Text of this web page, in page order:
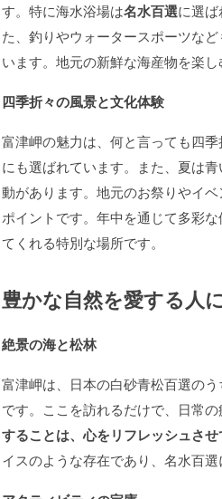
す。特に海水浴場は名水百選に選
た、釣りやウォータースポーツな
います。地元の新鮮な海産物を楽
四季折々の風景と文化体験
富津岬の魅力は、何と言っても四
にも選ばれています。また、夏は
動があります。地元のお祭りやイ
ポイントです。年中を通じて多彩
てくれる特別な場所です。
豊かな自然を愛する人
絶景の海と松林
富津岬は、日本の白砂青松百選の
です。ここを訪れるだけで、日常
することは、心をリフレッシュさせ
イスのような存在であり、名水百